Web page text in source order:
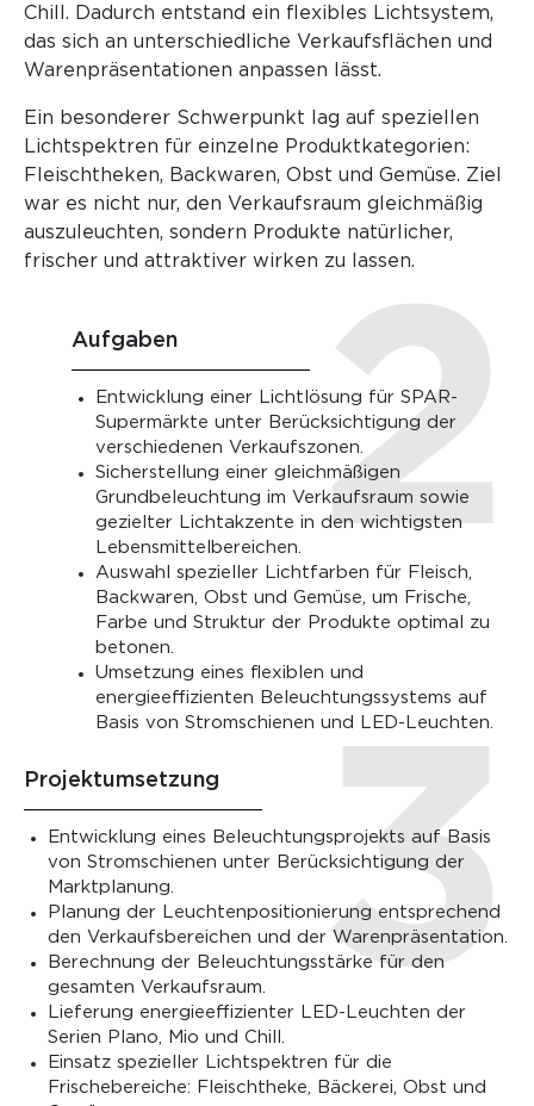
Chill. Dadurch entstand ein flexibles Lichtsystem,
das sich an unterschiedliche Verkaufsflächen und
Warenpräsentationen anpassen lässt.
Ein besonderer Schwerpunkt lag auf speziellen
Lichtspektren für einzelne Produktkategorien:
Fleischtheken, Backwaren, Obst und Gemüse. Ziel
war es nicht nur, den Verkaufsraum gleichmäßig
auszuleuchten, sondern Produkte natürlicher,
frischer und attraktiver wirken zu lassen.
Aufgaben
Entwicklung einer Lichtlösung für SPAR-
Supermärkte unter Berücksichtigung der
verschiedenen Verkaufszonen.
Sicherstellung einer gleichmäßigen
Grundbeleuchtung im Verkaufsraum sowie
gezielter Lichtakzente in den wichtigsten
Lebensmittelbereichen.
Auswahl spezieller Lichtfarben für Fleisch,
Backwaren, Obst und Gemüse, um Frische,
Farbe und Struktur der Produkte optimal zu
betonen.
Umsetzung eines flexiblen und
energieeffizienten Beleuchtungssystems auf
Basis von Stromschienen und LED-Leuchten.
Projektumsetzung
Entwicklung eines Beleuchtungsprojekts auf Basis
von Stromschienen unter Berücksichtigung der
Marktplanung.
Planung der Leuchtenpositionierung entsprechend
den Verkaufsbereichen und der Warenpräsentation.
Berechnung der Beleuchtungsstärke für den
gesamten Verkaufsraum.
Lieferung energieeffizienter LED-Leuchten der
Serien Plano, Mio und Chill.
Einsatz spezieller Lichtspektren für die
Frischebereiche: Fleischtheke, Bäckerei, Obst und